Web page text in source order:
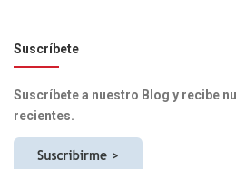
Suscríbete
Suscríbete a nuestro Blog y recibe
recientes.